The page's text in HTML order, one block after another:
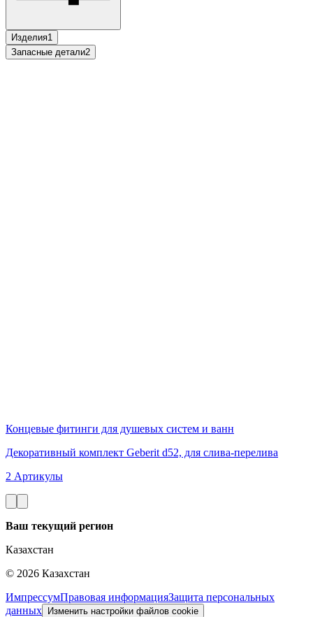
Изделия1
Запасные детали2
Концевые фитинги для душевых систем и ванн
Декоративный комплект Geberit d52, для слива-перелива
2 Артикулы
Ваш текущий регион
Казахстан
© 2026 Казахстан
ИмпрессумПравовая информацияЗащита персональных
данных
Изменить настройки файлов cookie